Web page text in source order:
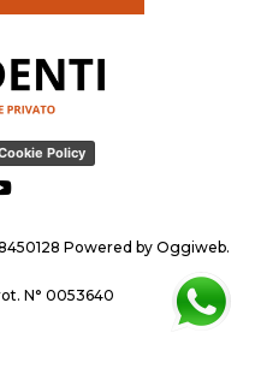
Policy
Powered by Oggiweb.
N° 0053640